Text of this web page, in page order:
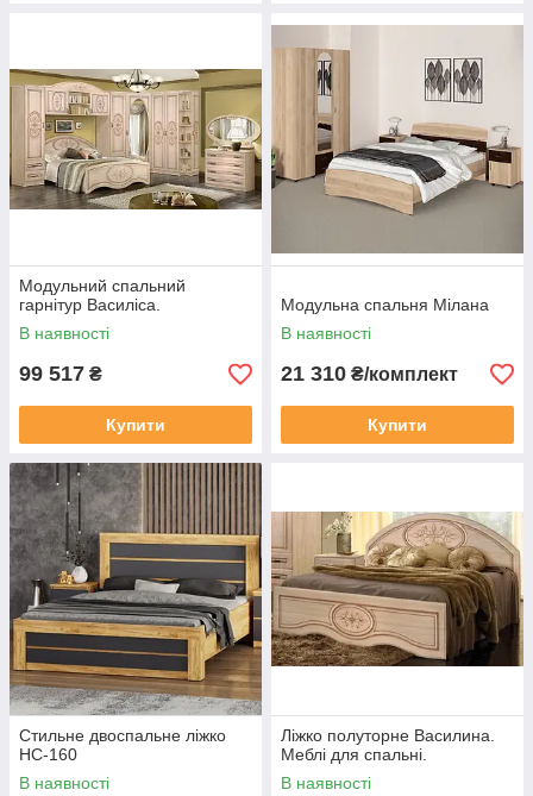
Модульний спальний
гарнітур Василіса.
В наявності
99 517 ₴
Купити
Модульна спальня Мілана
В наявності
21 310 ₴/комплект
Купити
Стильне двоспальне ліжко
НС-160
В наявності
Ліжко полуторне Василина.
Меблі для спальні.
В наявності